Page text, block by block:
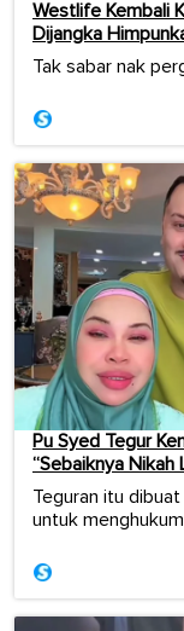
Westlife Kembali
Dijangka
Tak sabar nak
Pu Syed Tegur
“Sebaiknya Nikah
Teguran itu
untuk